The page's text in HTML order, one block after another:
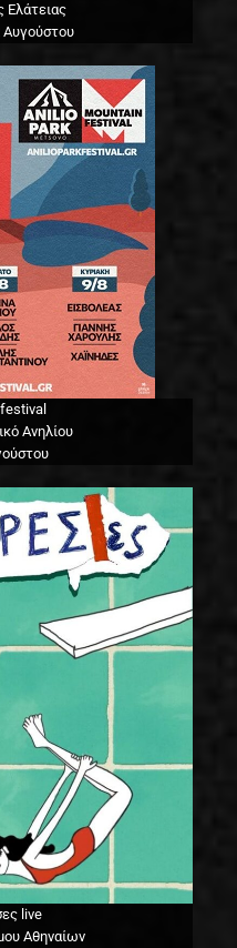
Ελάτειας
Αυγούστου
Ανηλίου
live
Αθηναίων